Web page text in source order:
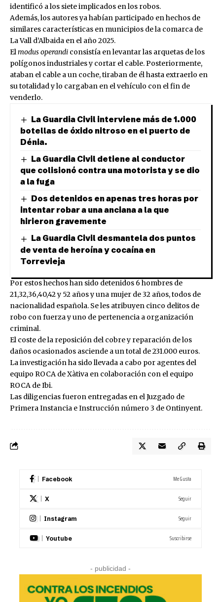
identificó a los siete implicados en los robos.
Además, los autores ya habían participado en hechos de
similares características en municipios de la comarca de
La Vall d’Albaida en el año 2025.
El modus operandi consistía en levantar las arquetas de los
polígonos industriales y cortar el cable. Posteriormente,
ataban el cable a un coche, tiraban de él hasta extraerlo en
su totalidad y lo cargaban en el vehículo con el fin de
venderlo.
La Guardia Civil interviene más de 1.000
botellas de óxido nitroso en el puerto de
Dénia.
La Guardia Civil detiene al conductor
que colisionó contra una motorista y se dio
a la fuga
Dos detenidos en apenas tres horas por
intentar robar a una anciana a la que
hirieron gravemente
La Guardia Civil desmantela dos puntos
de venta de heroína y cocaína en
Torrevieja
Por estos hechos han sido detenidos 6 hombres de
21,32,36,40,42 y 52 años y una mujer de 32 años, todos de
nacionalidad española. Se les atribuyen cinco delitos de
robo con fuerza y uno de pertenencia a organización
criminal.
El coste de la reposición del cobre y reparación de los
daños ocasionados asciende a un total de 231.000 euros.
La investigación ha sido llevada a cabo por agentes del
equipo ROCA de Xàtiva en colaboración con el equipo
ROCA de Ibi.
Las diligencias fueron entregadas en el Juzgado de
Primera Instancia e Instrucción número 3 de Ontinyent.
Facebook Me Gusta
X Seguir
Instagram Seguir
Youtube Suscribirse
- publicidad -